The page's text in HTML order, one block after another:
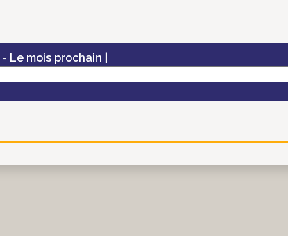
- Le mois prochain